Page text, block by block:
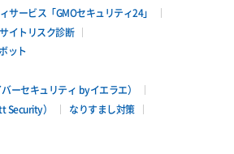
サービス「GMOセキュリティ24」
イトリスク診断
ット
ーセキュリティ byイエラエ）
Security）
なりすまし対策